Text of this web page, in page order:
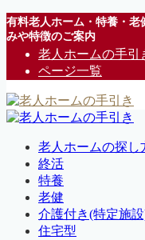
有料老人ホーム・特養・老
みや特徴のご案内
老人ホームの手引
ページ一覧
老人ホームの探し
終活
特養
老健
介護付き(特定施
住宅型